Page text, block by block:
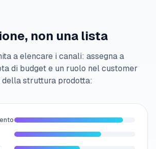
non una lista
a elencare i canali: assegna a
di budget e un ruolo nel customer
della struttura prodotta: